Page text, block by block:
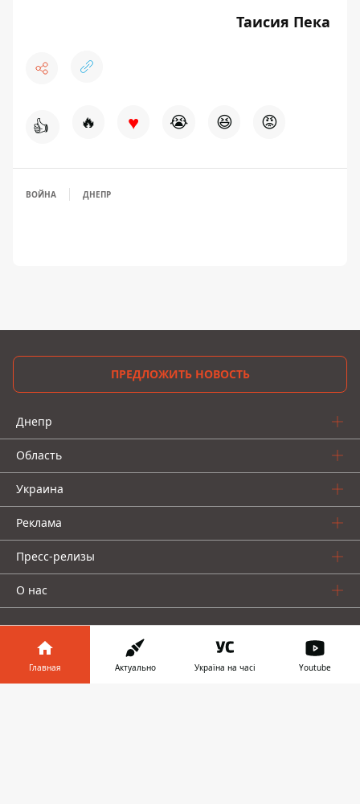
Таисия Пека
👍 🔥 ♥ 😭 😆 😡
ВОЙНА ДНЕПР
ПРЕДЛОЖИТЬ НОВОСТЬ
Днепр
Область
Украина
Реклама
Пресс-релизы
О нас
Главная Актуально Україна на часі Youtube